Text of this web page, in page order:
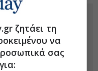
ζητάει τη
να
σας